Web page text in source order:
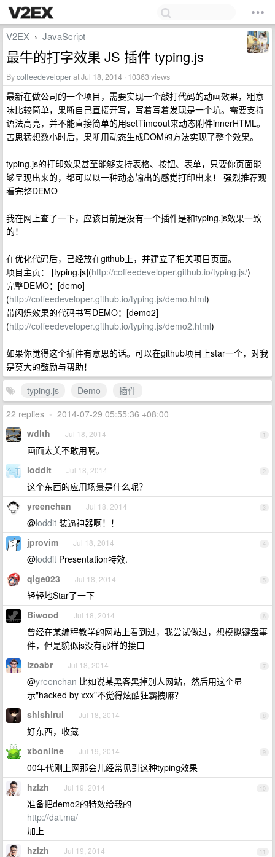
V2EX › JavaScript
最牛的打字效果 JS 插件 typing.js
Bycoffeedeveloperat Jul 18, 2014 · 10363 views
最新在做公司的一个项目，需要实现一个敲打代码的动画效果，粗意
味比较简单，果断自己直接开写，写着写着发现是一个坑。需要支持
语法高亮，并不能直接简单的用setTimeout来动态附件innerHTML。
苦思猛想数小时后，果断用动态生成DOM的方法实现了整个效果。
typing.js的打印效果甚至能够支持表格、按钮、表单，只要你页面能
够呈现出来的，都可以以一种动态输出的感觉打印出来！ 强烈推荐观
看完整DEMO
我在网上查了一下，应该目前是没有一个插件是和typing.js效果一致
的！
在优化代码后，已经放在github上，并建立了相关项目页面。
项目主页： [typing.js](http://coffeedeveloper.github.io/typing.js/)
完整DEMO：[demo]
(http://coffeedeveloper.github.io/typing.js/demo.html)
带闪烁效果的代码书写DEMO：[demo2]
(http://coffeedeveloper.github.io/typing.js/demo2.html)
如果你觉得这个插件有意思的话。可以在github项目上star一个，对我
是莫大的鼓励与帮助！
typing.js
Demo
插件
22 replies • 2014-07-29 05:55:36 +08:00
1
wdlth Jul 18, 2014
画面太美不敢用啊。
2
loddit Jul 18, 2014
这个东西的应用场景是什么呢？
3
yreenchan Jul 18, 2014
@loddit 装逼神器啊！！
4
jprovim Jul 18, 2014
@loddit Presentation特效.
5
qige023 Jul 18, 2014
轻轻地Star了一下
6
Biwood Jul 18, 2014
曾经在某编程教学的网站上看到过，我尝试做过，想模拟键盘事
件，但是貌似js没有那样的接口
7
izoabr Jul 18, 2014
@yreenchan 比如说某黑客黑掉别人网站，然后用这个显
示"hacked by xxx"不觉得炫酷狂霸拽嘛？
8
shishirui Jul 18, 2014
好东西，收藏
9
xbonline Jul 19, 2014
00年代刚上网那会儿经常见到这种typing效果
10
hzlzh Jul 19, 2014
准备把demo2的特效给我的
http://dai.ma/
加上
11
hzlzh Jul 19, 2014